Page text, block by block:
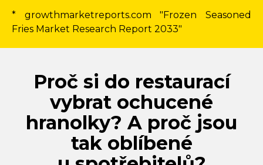
* growthmarketreports.com "Frozen Seasoned
Fries Market Research Report 2033"
Proč si do restaurací
vybrat ochucené
hranolky? A proč jsou
tak oblíbené